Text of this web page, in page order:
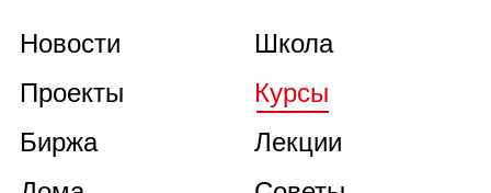
Новости
Проекты
Биржа
Школа
Курсы
Лекции